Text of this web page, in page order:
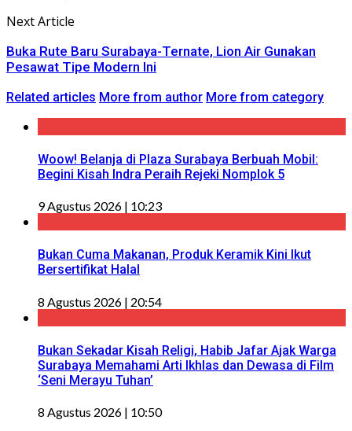
Next Article
Buka Rute Baru Surabaya-Ternate, Lion Air Gunakan
Pesawat Tipe Modern Ini
Related articles More from author More from category
Woow! Belanja di Plaza Surabaya Berbuah Mobil:
Begini Kisah Indra Peraih Rejeki Nomplok 5
9 Agustus 2026 | 10:23
Bukan Cuma Makanan, Produk Keramik Kini Ikut
Bersertifikat Halal
8 Agustus 2026 | 20:54
Bukan Sekadar Kisah Religi, Habib Jafar Ajak Warga
Surabaya Memahami Arti Ikhlas dan Dewasa di Film
‘Seni Merayu Tuhan’
8 Agustus 2026 | 10:50